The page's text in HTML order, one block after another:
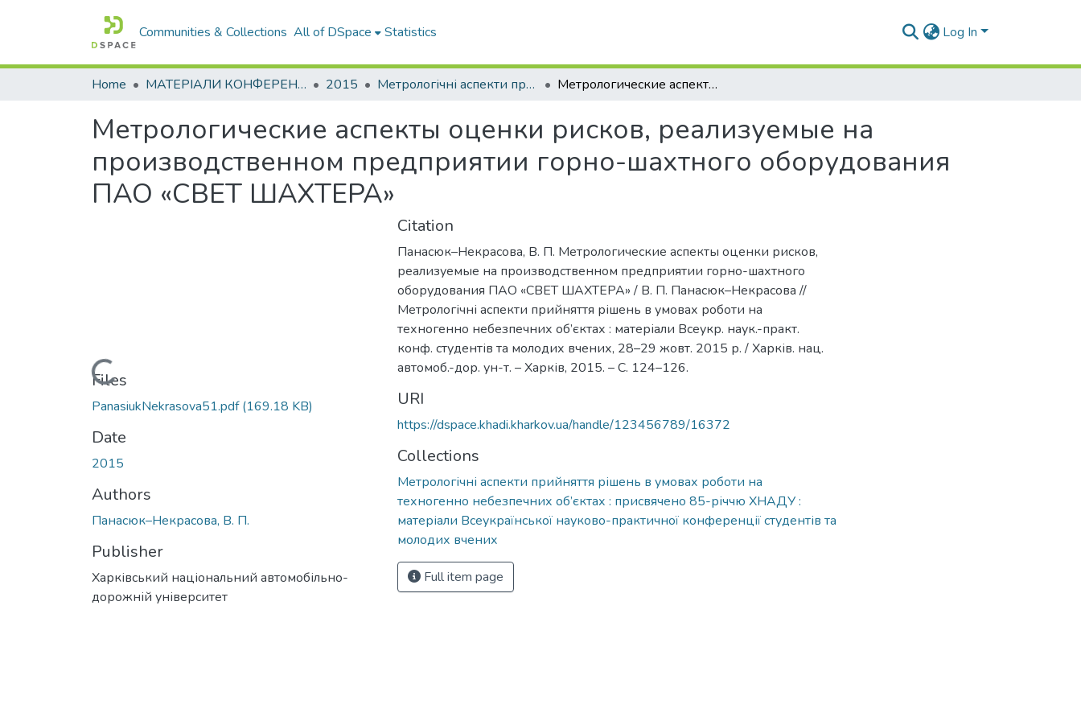
Communities & Collections All of DSpace Statistics Log In
Home МАТЕРІАЛИ КОНФЕРЕНЦІЙ 2015 Метрологічні аспекти прийняття рішень в умовах роботи на техногенно небезпечних об’єктах : присвячено 85-річчю ХНАДУ : матеріали Всеукраїнської науково-практичної конференції студентів та молодих вчених Метрологические аспекты оценки рисков, реализуемые на производственном предприятии горно-шахтного оборудования ПАО «СВЕТ ШАХТЕРА»
Метрологические аспекты оценки рисков, реализуемые на
производственном предприятии горно-шахтного оборудования
ПАО «СВЕТ ШАХТЕРА»
Loading...
Files
PanasiukNekrasova51.pdf(169.18 KB)
Date
2015
Authors
Панасюк–Некрасова, В. П.
Publisher
Харківський національний автомобільно-
дорожній університет
Citation
Панасюк–Некрасова, В. П. Метрологические аспекты оценки рисков,
реализуемые на производственном предприятии горно-шахтного
оборудования ПАО «СВЕТ ШАХТЕРА» / В. П. Панасюк–Некрасова //
Метрологічні аспекти прийняття рішень в умовах роботи на
техногенно небезпечних об’єктах : матеріали Всеукр. наук.-практ.
конф. студентів та молодих вчених, 28–29 жовт. 2015 р. / Харків. нац.
автомоб.-дор. ун-т. – Харків, 2015. – С. 124–126.
URI
https://dspace.khadi.kharkov.ua/handle/123456789/16372
Collections
Метрологічні аспекти прийняття рішень в умовах роботи на
техногенно небезпечних об’єктах : присвячено 85-річчю ХНАДУ :
матеріали Всеукраїнської науково-практичної конференції студентів та
молодих вчених
Full item page